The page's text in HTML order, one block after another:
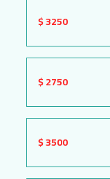
3250 $
2750 $
3500 $